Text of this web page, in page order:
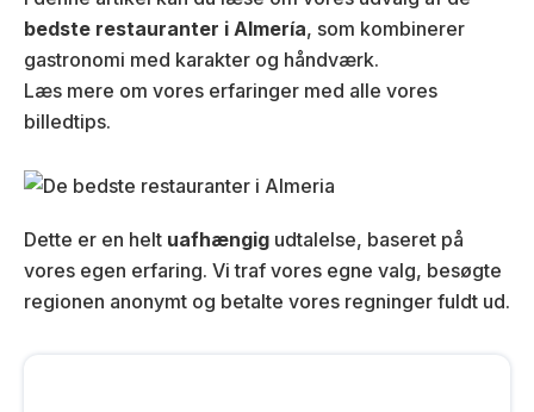
bedste restauranter i Almería, som kombinerer
gastronomi med karakter og håndværk.
Læs mere om vores erfaringer med alle vores
billedtips.
Dette er en helt uafhængig udtalelse, baseret på
vores egen erfaring. Vi traf vores egne valg, besøgte
regionen anonymt og betalte vores regninger fuldt ud.